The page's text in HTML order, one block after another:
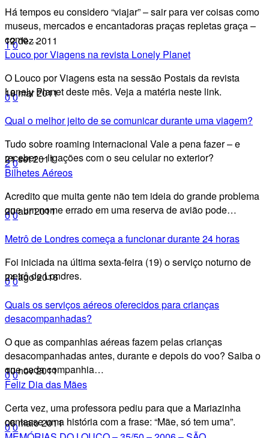
Há tempos eu considero “viajar” – sair para ver coisas como
museus, mercados e encantadoras praças repletas graça –
como…
10
12 dez 2011
Louco por Viagens na revista Lonely Planet
O Louco por Viagens esta na sessão Postais da revista
Lonely Planet deste mês. Veja a matéria neste link.
00
18 mar 2011
Qual o melhor jeito de se comunicar durante uma viagem?
Tudo sobre roaming internacional Vale a pena fazer – e
receber – ligações com o seu celular no exterior?
20
21 set 2011
Bilhetes Aéreos
Acredito que muita gente não tem ideia do grande problema
que um nome errado em uma reserva de avião pode…
00
20 abr 2011
Metrô de Londres começa a funcionar durante 24 horas
Foi iniciada na última sexta-feira (19) o serviço noturno de
metrô de Londres.
00
24 ago 2016
Quais os serviços aéreos oferecidos para crianças
desacompanhadas?
O que as companhias aéreas fazem pelas crianças
desacompanhadas antes, durante e depois do voo? Saiba o
que cada companhia…
0 0
10 nov 2011
Feliz Dia das Mães
Certa vez, uma professora pediu para que a Mariazinha
contasse uma história com a frase: “Mãe, só tem uma”.
00
06 maio 2011